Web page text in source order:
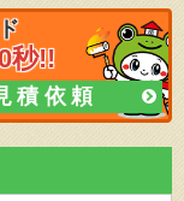
秒!!
積依頼